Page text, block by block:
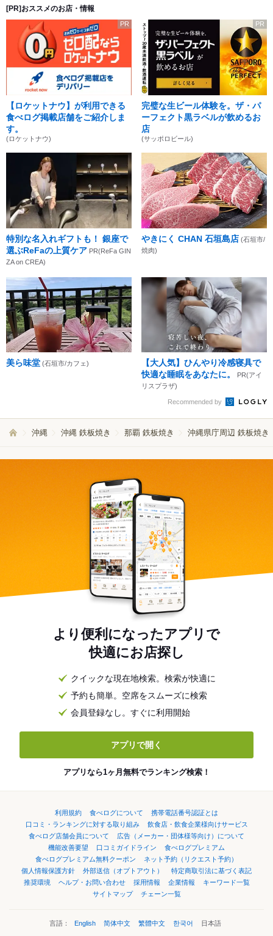
[PR]おススメのお店・情報
PR
【ロケットナウ】が利用できる
食べログ掲載店舗をご紹介しま
す。
(ロケットナウ)
PR
完璧な生ビール体験を。ザ・パ
ーフェクト黒ラベルが飲めるお
店
(サッポロビール)
特別な名入れギフトも！ 銀座で
選ぶReFaの上質ケア PR(ReFa GIN
ZA on CREA)
やきにく CHAN 石垣島店 (石垣市/
焼肉)
美ら味堂 (石垣市/カフェ)
【大人気】ひんやり冷感寝具で
快適な睡眠をあなたに。
PR(アイ
リスプラザ)
Recommended by
沖縄 沖縄 鉄板焼き 那覇 鉄板焼き 沖縄県庁周辺 鉄板焼き
より便利になったアプリで
快適にお店探し
クイックな現在地検索。検索が快適に
予約も簡単。空席をスムーズに検索
会員登録なし。すぐに利用開始
アプリで開く
アプリなら1ヶ月無料でランキング検索！
利用規約 食べログについて
携帯電話番号認証とは
口コミ・ランキングに対する取り組み
飲食店・飲食企業様向けサービス
食べログ店舗会員について
広告（メーカー・団体様等向け）について
機能改善要望
口コミガイドライン
食べログプレミアム
食べログプレミアム無料クーポン
ネット予約（リクエスト予約）
個人情報保護方針
外部送信（オプトアウト）
特定商取引法に基づく表記
推奨環境
ヘルプ・お問い合わせ 採用情報 企業情報
キーワード一覧
サイトマップ
チェーン一覧
言語： English 简体中文 繁體中文 한국어 日本語